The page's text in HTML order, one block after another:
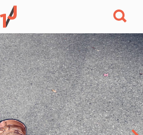
photo
par
jour